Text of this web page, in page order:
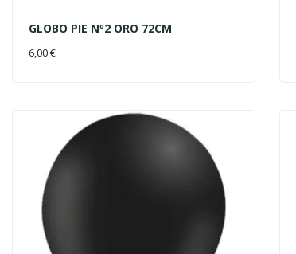
GLOBO PIE Nº2 ORO 72CM
6,00 €